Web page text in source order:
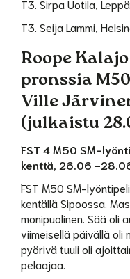
T3. Sirpa Uotila,
T3. Seija Lammi,
Roope
pronssia
Ville
(julkaistu
FST 4 M50 SM-
kenttä, 26.06 -
FST M50 SM-
kentällä Sipoossa.
monipuolinen. Sää oli
viimeisellä päivällä oli
pyörivä tuuli oli
pelaajaa.